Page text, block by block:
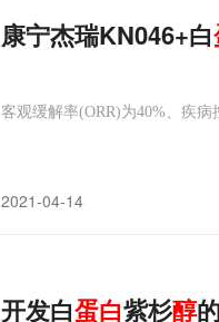
康宁杰瑞KN046+白
客观缓解率(ORR)为40%、疾病
2021-04-14
开发白蛋白紫杉醇